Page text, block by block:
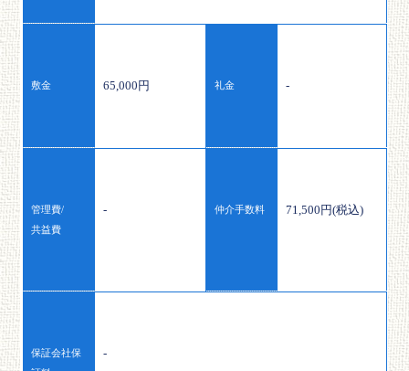
敷金 65,000円 礼金 -
管理費/
共益費
- 仲介手数料 71,500円(税込)
保証会社保
-